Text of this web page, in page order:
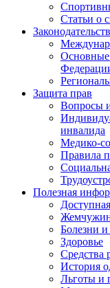
Статьи о
Основные
Защита прав
Вопросы
инвалида
Медико-
Правила
Полезная
Болезни и
Здоровье
Средства
История
Льготы и